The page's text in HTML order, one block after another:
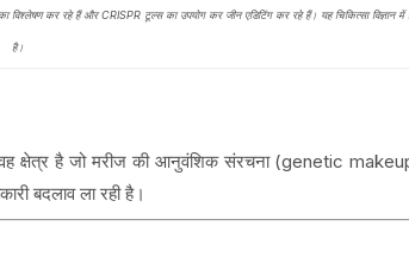
कर रहे हैं और CRISPR टूल्स का उपयोग कर जीन एडिटिंग कर रहे हैं। यह चिकित्सा विज्ञान में
है।
क्षेत्र है जो मरीज की आनुवंशिक संरचना (genetic
बदलाव ला रही है।